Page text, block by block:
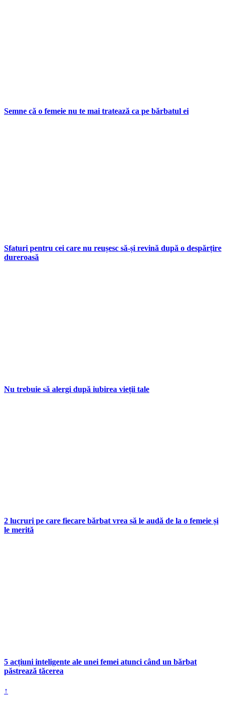
Semne că o femeie nu te mai tratează ca pe bărbatul ei
Sfaturi pentru cei care nu reușesc să-și revină după o despărțire
dureroasă
Nu trebuie să alergi după iubirea vieții tale
2 lucruri pe care fiecare bărbat vrea să le audă de la o femeie și
le merită
5 acțiuni inteligente ale unei femei atunci când un bărbat
păstrează tăcerea
↑